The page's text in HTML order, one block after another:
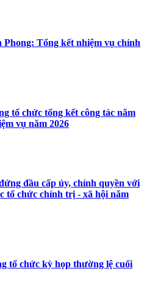
Tổng kết nhiệm vụ chính
tổ chức tổng kết công tác năm
vụ năm 2026
đầu cấp ủy, chính quyền với
tổ chức chính trị - xã hội năm
tổ chức kỳ họp thường lệ cuối